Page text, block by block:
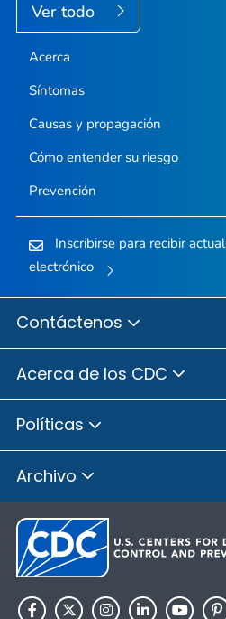
Ver todo
Acerca
Síntomas
Causas y propagación
Cómo entender su riesgo
Prevención
Inscribirse para recibir
electrónico
Contáctenos
Acerca de los CDC
Políticas
Archivo